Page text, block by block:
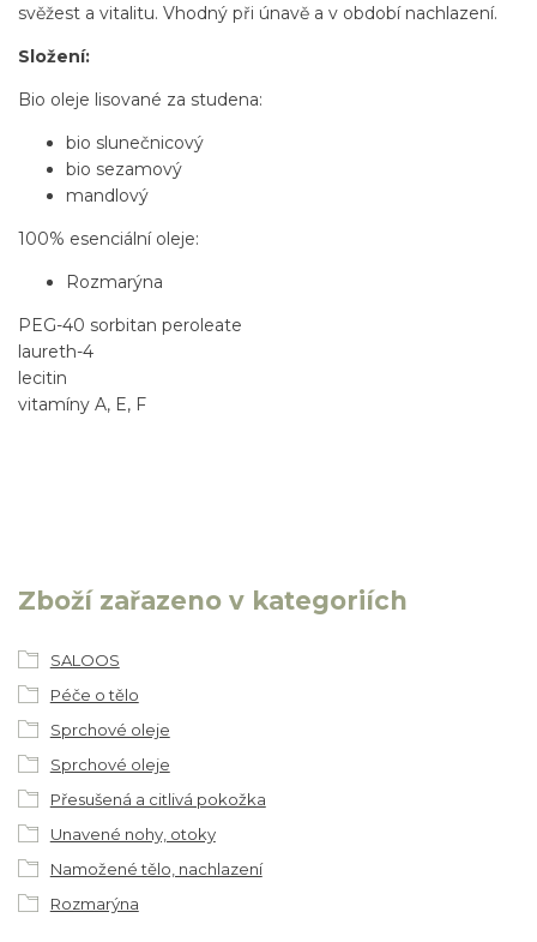
svěžest a vitalitu. Vhodný při únavě a v období nachlazení.
Složení:
Bio oleje lisované za studena:
bio slunečnicový
bio sezamový
mandlový
100% esenciální oleje:
Rozmarýna
PEG-40 sorbitan peroleate
laureth-4
lecitin
vitamíny A, E, F
Zboží zařazeno v kategoriích
SALOOS
Péče o tělo
Sprchové oleje
Sprchové oleje
Přesušená a citlivá pokožka
Unavené nohy, otoky
Namožené tělo, nachlazení
Rozmarýna